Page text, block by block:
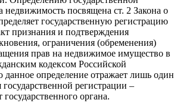
недвижимость посвящена ст. 2 Закона о
государственную регистрацию
признания и подтверждения
ограничения (обременения)
прав на недвижимое имущество в
кодексом Российской
определение отражает лишь один
государственной регистрации –
государственного органа.